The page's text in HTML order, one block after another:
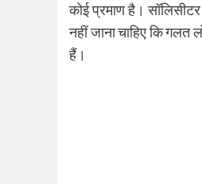
कोई प्रमाण है।
नहीं जाना चाहिए कि
हैं।